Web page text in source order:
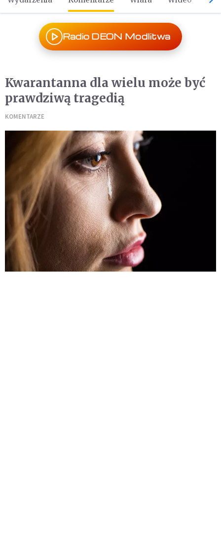
Radio DEON Modlitwa
Kwarantanna dla wielu może być
prawdziwą tragedią
KOMENTARZE